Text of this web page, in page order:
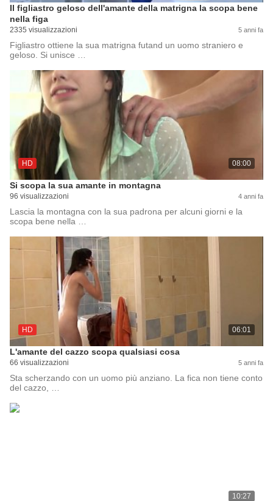
Il figliastro geloso dell'amante della matrigna la scopa bene
nella figa
2335 visualizzazioni 5 anni fa
Figliastro ottiene la sua matrigna futand un uomo straniero e
geloso. Si unisce …
HD 08:00
Si scopa la sua amante in montagna
96 visualizzazioni 4 anni fa
Lascia la montagna con la sua padrona per alcuni giorni e la
scopa bene nella …
HD 06:01
L'amante del cazzo scopa qualsiasi cosa
66 visualizzazioni 5 anni fa
Sta scherzando con un uomo più anziano. La fica non tiene conto
del cazzo, …
10:27